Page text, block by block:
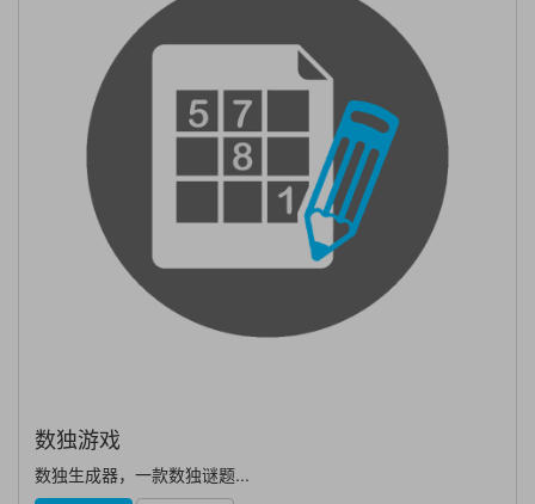
数独游戏
数独生成器，一款数独谜题...